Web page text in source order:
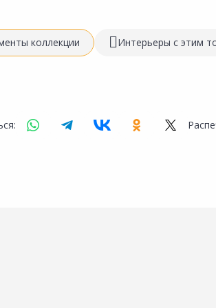
климатическое оборудование
коллекции Интерьеры с этим